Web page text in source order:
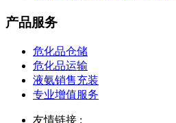
产品服务
危化品仓储
危化品运输
液氨销售充装
专业增值服务
友情链接 :